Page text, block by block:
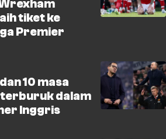
tiket ke
Premier
10 masa
dalam
Inggris